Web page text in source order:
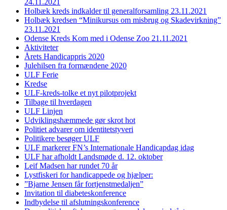
24.11.2021
Holbæk kreds indkalder til generalforsamling 23.11.2021
Holbæk kredsen “Minikursus om misbrug og Skadevirkning”
23.11.2021
Odense Kreds Kom med i Odense Zoo 21.11.2021
Aktiviteter
Årets Handicappris 2020
Julehilsen fra formændene 2020
ULF Ferie
Kredse
ULF-kreds-tolke et nyt pilotprojekt
Tilbage til hverdagen
ULF Linjen
Udviklingshæmmede gør skrot hot
Politiet advarer om identitetstyveri
Politikere besøger ULF
ULF markerer FN’s Internationale Handicapdag idag
ULF har afholdt Landsmøde d. 12. oktober
Leif Madsen har rundet 70 år
Lystfiskeri for handicappede og hjælper:
”Bjarne Jensen får fortjenstmedaljen”
Invitation til diabeteskonference
Indbydelse til afslutningskonference